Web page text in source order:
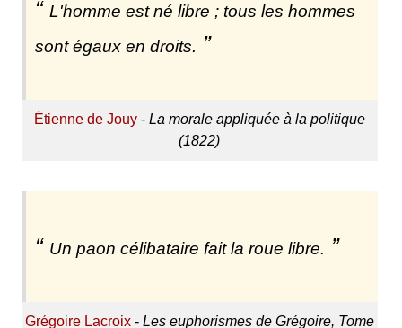
L'homme est né libre ; tous les hommes
sont égaux en droits.
Étienne de Jouy- La morale appliquée à la politique
(1822)
Un paon célibataire fait la roue libre.
Grégoire Lacroix- Les euphorismes de Grégoire, Tome